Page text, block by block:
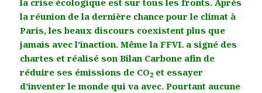
la réunion de la dernière chance pour le climat à
Paris, les beaux discours coexistent plus que
jamais avec l’inaction. Même la FFVL a signé des
chartes et réalisé son Bilan Carbone afin de
réduire ses émissions de CO2 et essayer
d’inventer le monde qui va avec. Pourtant aucune